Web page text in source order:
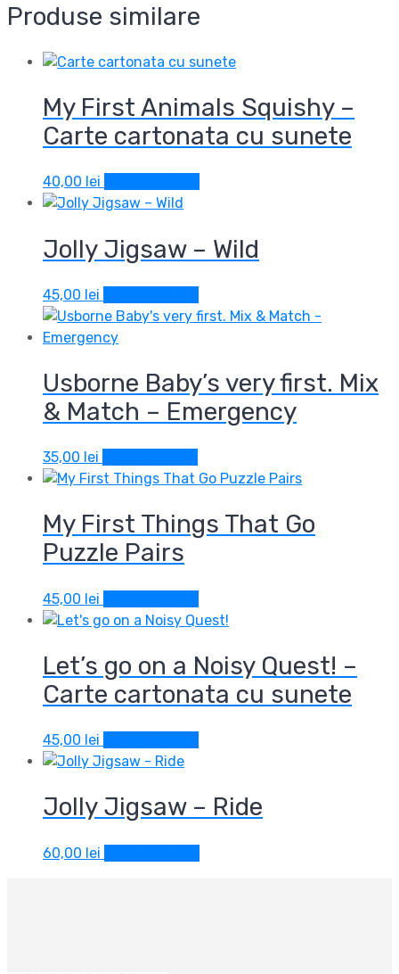
Produse similare
My First Animals Squishy –
Carte cartonata cu sunete
40,00 lei
Jolly Jigsaw – Wild
45,00 lei
Usborne Baby’s very first. Mix
& Match – Emergency
35,00 lei
My First Things That Go
Puzzle Pairs
45,00 lei
Let’s go on a Noisy Quest! –
Carte cartonata cu sunete
45,00 lei
Jolly Jigsaw – Ride
60,00 lei